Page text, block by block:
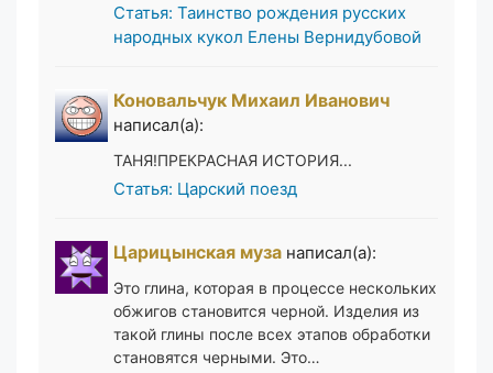
Статья: Таинство рождения русских
народных кукол Елены Вернидубовой
Коновальчук Михаил Иванович
написал(а):
ТАНЯ!ПРЕКРАСНАЯ ИСТОРИЯ...
Статья: Царский поезд
Царицынская муза написал(а):
Это глина, которая в процессе нескольких
обжигов становится черной. Изделия из
такой глины после всех этапов обработки
становятся черными. Это…